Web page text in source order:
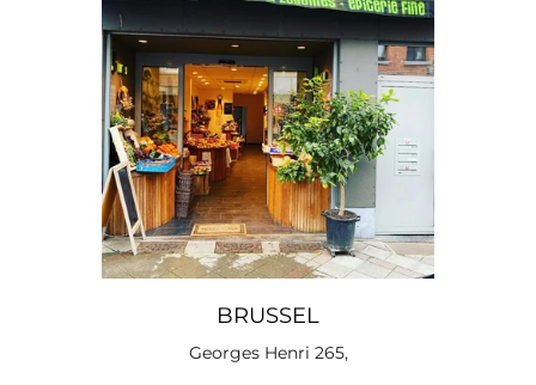
BRUSSEL
Georges Henri 265,